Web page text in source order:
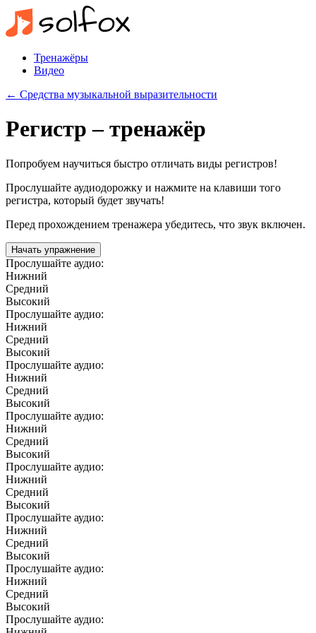
Тренажёры
Видео
← Средства музыкальной выразительности
Регистр – тренажёр
Попробуем научиться быстро отличать виды регистров!
Прослушайте аудиодорожку и нажмите на клавиши того
регистра, который будет звучать!
Перед прохождением тренажера убедитесь, что звук включен.
Начать упражнение
Прослушайте аудио:
Нижний
Средний
Высокий
Прослушайте аудио:
Нижний
Средний
Высокий
Прослушайте аудио:
Нижний
Средний
Высокий
Прослушайте аудио:
Нижний
Средний
Высокий
Прослушайте аудио:
Нижний
Средний
Высокий
Прослушайте аудио:
Нижний
Средний
Высокий
Прослушайте аудио:
Нижний
Средний
Высокий
Прослушайте аудио: